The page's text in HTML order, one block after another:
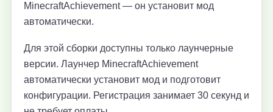
MinecraftAchievement — он установит мод
автоматически.
Для этой сборки доступны только лаунчерные
версии. Лаунчер MinecraftAchievement
автоматически установит мод и подготовит
конфигурации. Регистрация занимает 30 секунд и